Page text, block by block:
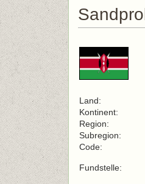
Land:
Kontinent:
Region:
Subregion:
Code:
Fundstelle: